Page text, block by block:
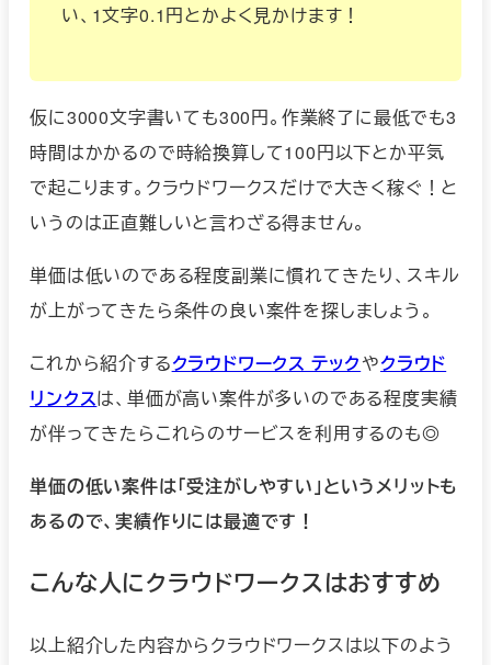
い、1文字0.1円とかよく見かけます！
仮に3000文字書いても300円。作業終了に最低でも3
時間はかかるので時給換算して100円以下とか平気
で起こります。クラウドワークスだけで大きく稼ぐ！と
いうのは正直難しいと言わざる得ません。
単価は低いのである程度副業に慣れてきたり、スキル
が上がってきたら条件の良い案件を探しましょう。
これから紹介するクラウドワークス テックやクラウド
リンクスは、単価が高い案件が多いのである程度実績
が伴ってきたらこれらのサービスを利用するのも◎
単価の低い案件は「受注がしやすい」というメリットも
あるので、実績作りには最適です！
こんな人にクラウドワークスはおすすめ
以上紹介した内容からクラウドワークスは以下のよう